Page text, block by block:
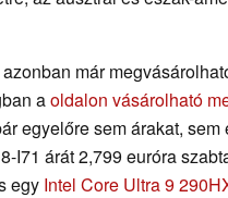
már
aoldalon vásárolható
egyelőre sem árakat,
I71 árát 2,799 euróra
egy Intel Core Ultra 9